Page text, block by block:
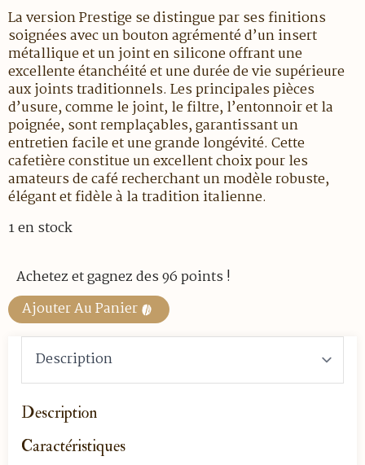
La version Prestige se distingue par ses finitions
soignées avec un bouton agrémenté d’un insert
métallique et un joint en silicone offrant une
excellente étanchéité et une durée de vie supérieure
aux joints traditionnels. Les principales pièces
d’usure, comme le joint, le filtre, l’entonnoir et la
poignée, sont remplaçables, garantissant un
entretien facile et une grande longévité. Cette
cafetière constitue un excellent choix pour les
amateurs de café recherchant un modèle robuste,
élégant et fidèle à la tradition italienne.
1 en stock
Achetez et gagnez des 96 points !
Ajouter Au Panier
Description
Caractéristiques